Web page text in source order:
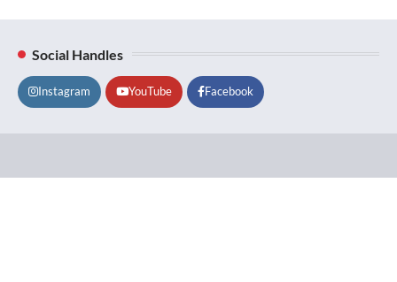
Social Handles
Instagram YouTube Facebook